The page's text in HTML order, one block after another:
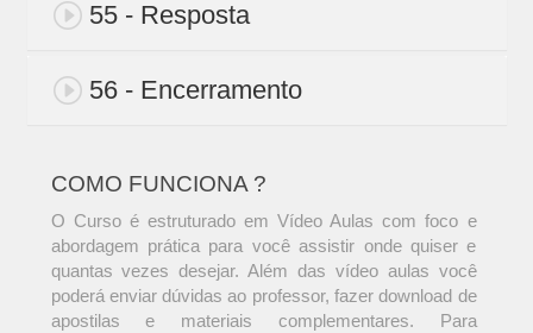
55 - Resposta
56 - Encerramento
COMO FUNCIONA ?
O Curso é estruturado em Vídeo Aulas com foco e
abordagem prática para você assistir onde quiser e
quantas vezes desejar. Além das vídeo aulas você
poderá enviar dúvidas ao professor, fazer download de
apostilas e materiais complementares. Para